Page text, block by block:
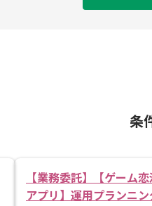
条
【業務委託】【ゲーム恋
アプリ】運用プランニン